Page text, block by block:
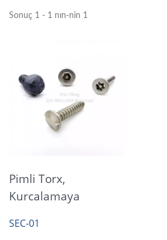
Sonuç 1 - 1 nın-nin 1
Pimli Torx,
Kurcalamaya
Kavrama Başlı (tek
SEC-01